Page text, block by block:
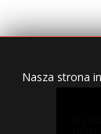
Nasza strona